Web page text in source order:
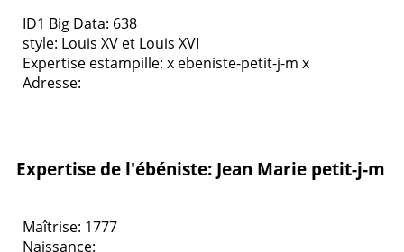
ID1 Big Data: 638
style: Louis XV et Louis XVI
Expertise estampille: x ebeniste-petit-j-m x
Adresse:
Expertise de l'ébéniste: Jean Marie petit-j-m
Maîtrise: 1777
Naissance: